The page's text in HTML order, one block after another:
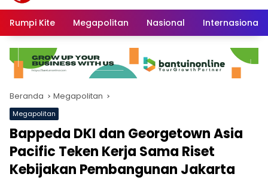
Rumpi Kite Megapolitan Nasional Internasional
Beranda Megapolitan
Megapolitan
Bappeda DKI dan Georgetown Asia
Pacific Teken Kerja Sama Riset
Kebijakan Pembangunan Jakarta